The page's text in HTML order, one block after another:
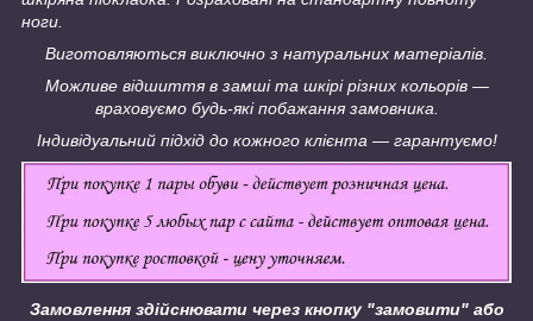
ноги.
Виготовляються виключно з натуральних матеріалів.
Можливе відшиття в замші та шкірі різних кольорів —
враховуємо будь-які побажання замовника.
Індивідуальний підхід до кожного клієнта — гарантуємо!
Замовлення здійснювати через кнопку "замовити" або